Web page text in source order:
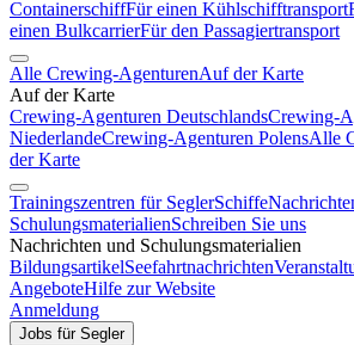
ContainerschiffFür einen Kühlschifftransport
einen BulkcarrierFür den Passagiertransport
Alle Crewing-AgenturenAuf der Karte
Auf der Karte
Crewing-Agenturen DeutschlandsCrewing-
NiederlandeCrewing-Agenturen PolensAlle
der Karte
Trainingszentren für SeglerSchiffe
SchulungsmaterialienSchreiben Sie uns
Nachrichten und Schulungsmaterialien
BildungsartikelSeefahrtnachrichten
AngeboteHilfe zur Website
Anmeldung
Jobs für Segler